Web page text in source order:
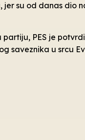
jer su od danas dio
partiju, PES je
saveznika u srcu